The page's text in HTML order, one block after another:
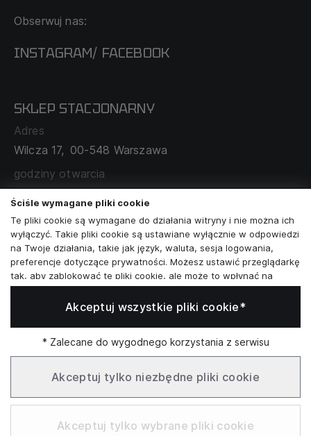
DOSTAWA I PŁATNOŚĆ
O NAS
MAPA SERWISU
ZAMÓWIENIA KORPORACYJNE
WSPÓŁPRACA Z PARTNERAMI
Obserwuj nas:
INSTAGRAM/ FACEBOOK
SKLEP STACJONARNY
Adres
Wilcza 17, 00-548 Warszawa
godziny otwarcia
poniedziałek - sobota: 11:00 - 19:00
Skontaktuj się z nami
+48573581161
info@reytel.pl
Whatsapp
Infolinia: Pn–Pt 09:00–17:00
Ściśle wymagane pliki cookie
Te pliki cookie są wymagane do działania witryny i nie można ich
wyłączyć. Takie pliki cookie są ustawiane wyłącznie w odpowiedzi
na Twoje działania, takie jak język, waluta, sesja logowania,
preferencje dotyczące prywatności. Możesz ustawić przeglądarkę
tak, aby zablokować te pliki cookie, ale może to wpłynąć na
sposób działania naszej witryny.
Analizy i statystyki
Marketing i retargeting
Te pliki cookie są zwykle ustawiane przez naszych partnerów
marketingowych i reklamowych. Mogą być przez nich
wykorzystywane do tworzenia profilu Twoich zainteresowań, a
następnie wyświetlania odpowiednich reklam. Jeśli nie zezwolisz
Twoich interesów.
Akceptuj wszystkie pliki cookie*
* Zalecane do wygodnego korzystania z serwisu
Akceptuj tylko niezbędne pliki cookie
Akceptuj tylko wybrane pliki cookie